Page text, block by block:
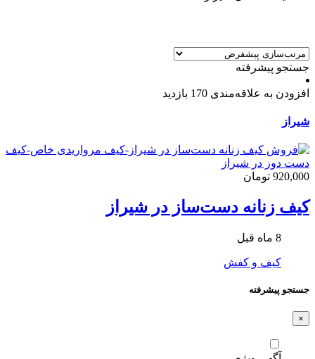
جستجو پیشرفته
افزودن به علاقه‌مندی 170 بازدید
شیراز
920,000 تومان
کیف زنانه دست‌ساز در شیراز
8 ماه قبل
کیف و کفش
جستجو پیشرفته
×